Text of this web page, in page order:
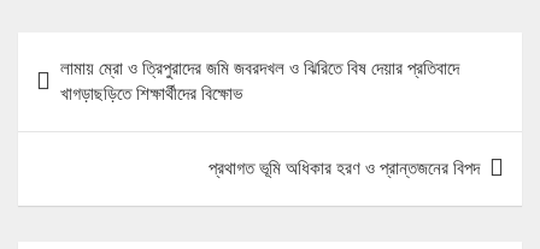
navigation
লামায় ম্রো ও ত্রিপুরাদের জমি জবরদখল ও ঝিরিতে বিষ দেয়ার প্রতিবাদে
খাগড়াছড়িতে শিক্ষার্থীদের বিক্ষোভ
প্রথাগত ভূমি অধিকার হরণ ও প্রান্তজনের বিপদ